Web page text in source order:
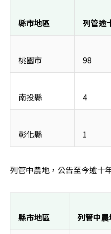
縣市地區 列管逾
桃園市 98
南投縣 4
彰化縣 1
列管中農地，公告至今逾十
縣市地區 列管中